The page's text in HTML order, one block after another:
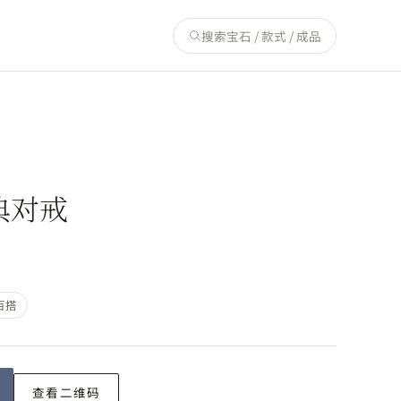
搜索宝石 / 款式 / 成品
对戒
搭
查看二维码